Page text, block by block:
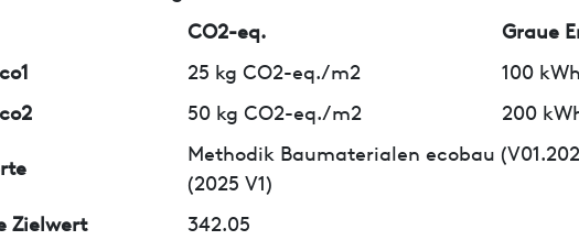
CO2-eq.
Graue
25 kg CO2-eq./m2
100
50 kg CO2-eq./m2 200
Methodik Baumaterialen ecobau
(2025 V1)
Zielwert
342.05